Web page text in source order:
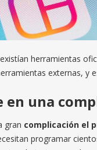
herramientas
externas, y
en una
gran complicación el
programar